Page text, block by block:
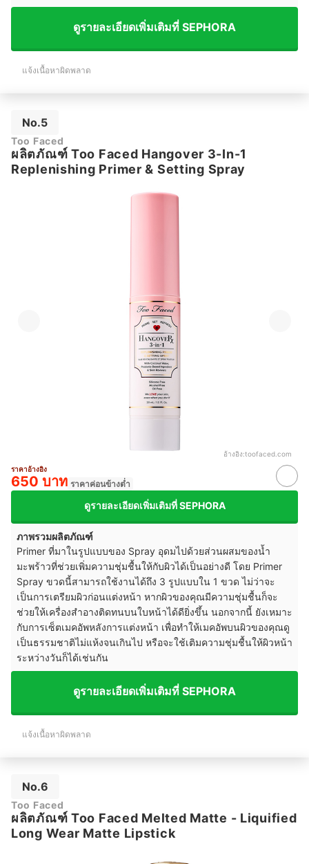
ดูรายละเอียดเพิ่มเติมที่ SEPHORA
แจ้งเนื้อหาผิดพลาด
No.5
Too Faced
ผลิตภัณฑ์ Too Faced Hangover 3-In-1
Replenishing Primer & Setting Spray
อ้างอิง:toofaced.com
ราคาอ้างอิง
650 บาท ราคาค่อนข้างต่ำ
ดูรายละเอียดเพิ่มเติมที่ SEPHORA
ภาพรวมผลิตภัณฑ์
Primer ที่มาในรูปแบบของ Spray อุดมไปด้วยส่วนผสมของน้ำ
มะพร้าวที่ช่วยเพิ่มความชุ่มชื้นให้กับผิวได้เป็นอย่างดี โดย Primer
Spray ขวดนี้สามารถใช้งานได้ถึง 3 รูปแบบใน 1 ขวด ไม่ว่าจะ
เป็นการเตรียมผิวก่อนแต่งหน้า หากผิวของคุณมีความชุ่มชื้นก็จะ
ช่วยให้เครื่องสำอางติดทนบนใบหน้าได้ดียิ่งขึ้น นอกจากนี้ ยังเหมาะ
กับการเซ็ตเมคอัพหลังการแต่งหน้า เพื่อทำให้เมคอัพบนผิวของคุณดู
เป็นธรรมชาติไม่แห้งจนเกินไป หรือจะใช้เติมความชุ่มชื้นให้ผิวหน้า
ระหว่างวันก็ได้เช่นกัน
ดูรายละเอียดเพิ่มเติมที่ SEPHORA
แจ้งเนื้อหาผิดพลาด
No.6
Too Faced
ผลิตภัณฑ์ Too Faced Melted Matte - Liquified
Long Wear Matte Lipstick